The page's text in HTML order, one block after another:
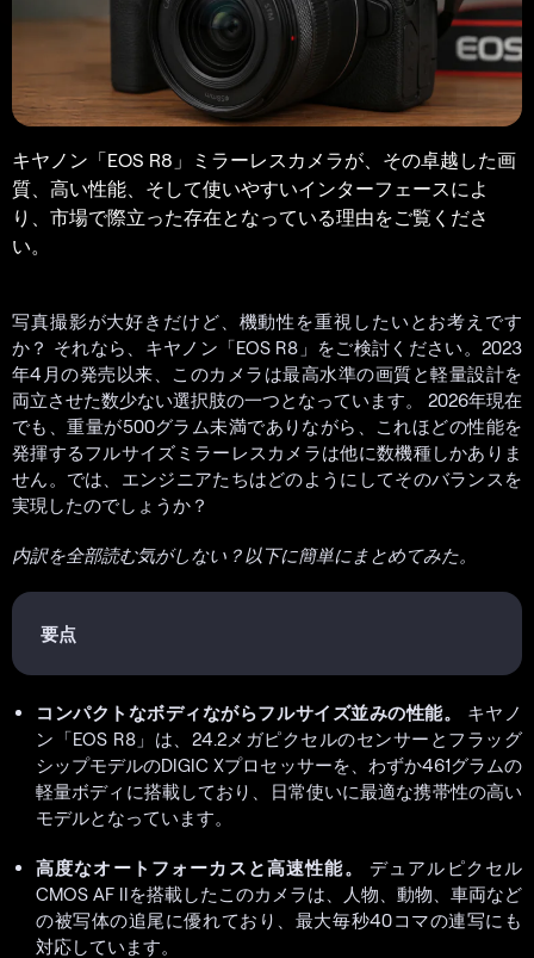
キヤノン「EOS R8」ミラーレスカメラが、その卓越した画
質、高い性能、そして使いやすいインターフェースによ
り、市場で際立った存在となっている理由をご覧くださ
い。
写真撮影が大好きだけど、機動性を重視したいとお考えです
か？ それなら、キヤノン「EOS R8」をご検討ください。2023
年4月の発売以来、このカメラは最高水準の画質と軽量設計を
両立させた数少ない選択肢の一つとなっています。 2026年現在
でも、重量が500グラム未満でありながら、これほどの性能を
発揮するフルサイズミラーレスカメラは他に数機種しかありま
せん。では、エンジニアたちはどのようにしてそのバランスを
実現したのでしょうか？
内訳を全部読む気がしない？以下に簡単にまとめてみた。
要点
コンパクトなボディながらフルサイズ並みの性能。
キヤノ
ン「EOS R8」は、24.2メガピクセルのセンサーとフラッグ
シップモデルのDIGIC Xプロセッサーを、わずか461グラムの
軽量ボディに搭載しており、日常使いに最適な携帯性の高い
モデルとなっています。
高度なオートフォーカスと高速性能。
デュアルピクセル
CMOS AF IIを搭載したこのカメラは、人物、動物、車両など
の被写体の追尾に優れており、最大毎秒40コマの連写にも
対応しています。